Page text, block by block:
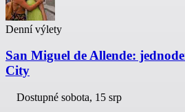
Denní výlety
San Miguel de Allende:
City
Dostupné sobota, 15 srp